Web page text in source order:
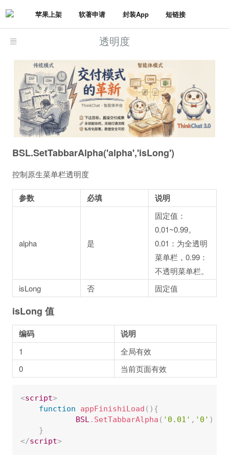
苹果上架 软著申请 封装App 短链接
透明度
BSL.SetTabbarAlpha('alpha','isLong')
控制原生菜单栏透明度
参数 必填 说明
alpha 是
固定值：
0.01~0.99。
0.01：为全透明
菜单栏，0.99：
不透明菜单栏。
isLong
否 固定值
isLong 值
编码 说明
1
全局有效
0
当前页面有效
<script>
function
appFinishiLoad ( ) {
BSL. SetTabbarAlpha ( '0.01' , '0' )
}
</script>